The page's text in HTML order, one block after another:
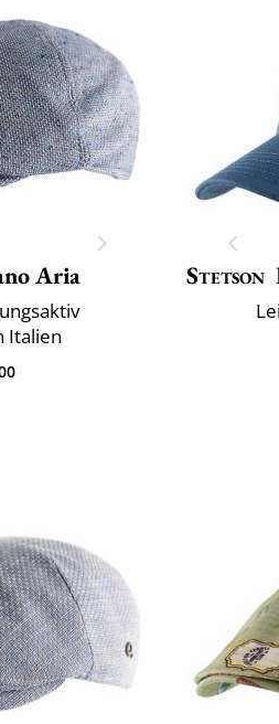
Aria
Italien
Stetson